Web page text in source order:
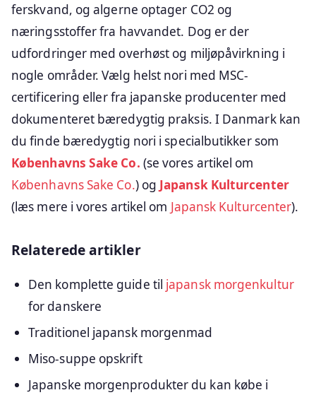
ferskvand, og algerne optager CO2 og
næringsstoffer fra havvandet. Dog er der
udfordringer med overhøst og miljøpåvirkning i
nogle områder. Vælg helst nori med MSC-
certificering eller fra japanske producenter med
dokumenteret bæredygtig praksis. I Danmark kan
du finde bæredygtig nori i specialbutikker som
Københavns Sake Co. (se vores artikel om
Københavns Sake Co.) og Japansk Kulturcenter
(læs mere i vores artikel om Japansk Kulturcenter).
Relaterede artikler
Den komplette guide til japansk morgenkultur
for danskere
Traditionel japansk morgenmad
Miso-suppe opskrift
Japanske morgenprodukter du kan købe i